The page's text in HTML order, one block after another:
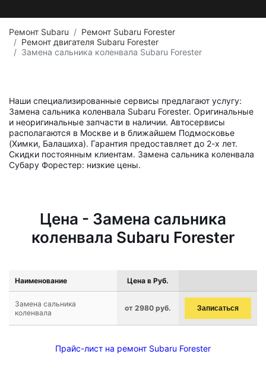
Ремонт Subaru
Ремонт Subaru Forester
Ремонт двигателя Subaru Forester
Замена сальника коленвала Subaru Forester
Наши специализированные сервисы предлагают услугу:
Замена сальника коленвала Subaru Forester. Оригинальные
и неоригинальные запчасти в наличии. Автосервисы
располагаются в Москве и в ближайшем Подмосковье
(Химки, Балашиха). Гарантия предоставляет до 2-х лет.
Скидки постоянным клиентам. Замена сальника коленвала
Субару Форестер: низкие цены.
Цена - Замена сальника
коленвала Subaru Forester
Наименование Цена в Руб.
Замена сальника
коленвала
от 2980 руб. Записаться
Прайс-лист на ремонт Subaru Forester